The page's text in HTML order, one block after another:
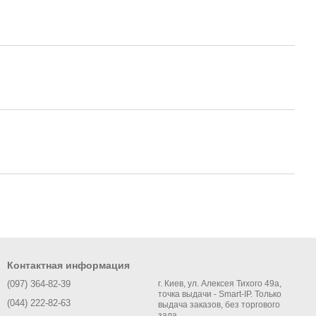
Контактная информация
(097) 364-82-39
(044) 222-82-63
г. Киев, ул. Алексея Тихого 49а,
точка выдачи - Smart-IP. Только
выдача заказов, без торгового